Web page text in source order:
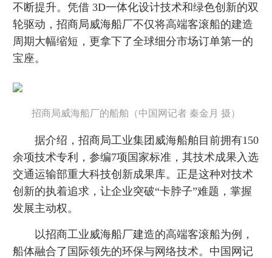
不断提升。凭借 3D一体化设计技术和绿色创新的双
轮驱动，招商局威海船厂不仅将高端客滚船的建造
周期大幅缩短，更拿下了全球细分市场订单第一的
宝座。
招商局威海船厂的船舶（中国网记者 秦金月 摄）
据介绍，招商局工业集团威海船舶目前拥有150
余项技术专利，参编7项国家标准，其技术成果入选
交通运输部重大科技创新成果库。正是这种对技术
创新的执着追求，让企业突破“卡脖子”难题，掌握
发展主动权。
以招商工业威海船厂建造的高端客滚船为例，
船体融合了国际领先的环保与网络技术。中国网记